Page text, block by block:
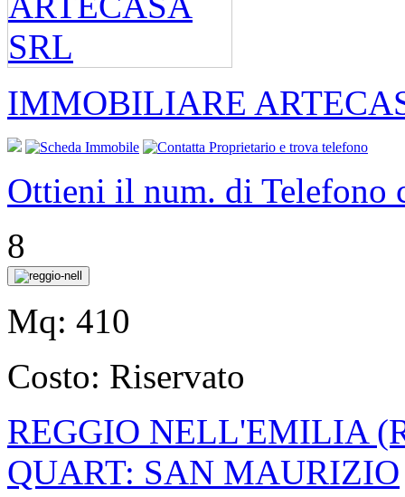
IMMOBILIARE
Ottieni il num. di Telefono
8
Mq: 410
Costo: Riservato
REGGIO NELL'EMILIA
QUART: SAN MAURIZIO